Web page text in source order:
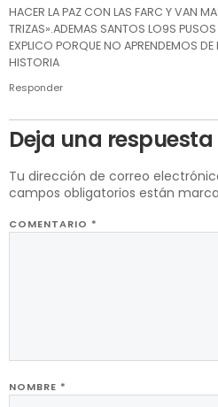
HACER LA PAZ CON LAS FARC Y VAN
TRIZAS».ADEMAS SANTOS LO9S
EXPLICO PORQUE NO APRENDEMOS DE
HISTORIA
Responder
Deja una respuesta
Tu dirección de correo
campos obligatorios están
COMENTARIO *
NOMBRE *